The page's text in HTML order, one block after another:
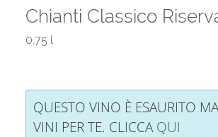
Chianti Classico
0.75 l
QUESTO VINO È ESAURITO
VINI PER TE. CLICCAQUI